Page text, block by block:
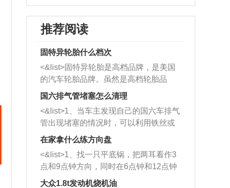
推荐阅读
固特异轮胎什么档次
<&list>固特异轮胎是高档品牌，是美国
的汽车轮胎品牌。虽然是高档轮胎品
牌，但是中高低端的轮胎都有生产，这
也是为了更好的开拓市场。
国六排气管堵塞怎么清理
<&list>1、当车主发现自己的国六车排气
管出现堵塞的情况时，可以利用铁丝或
者是细棍，直接将杂物给取出来，如果
堵塞情况比较严重，也可以采取应急措
施。 <&list>2、直接利用木棍将所有的
杂物推到排气管里面的位置处，然后将
三元催化器拆解开，就可以将堵塞的东
在家拿什么练方向盘
<&list>1、找一只平底锅，把两耳看作3
点和9点钟方向，同时在6点钟和12点钟
方向做一个标记。 <&list>2、双手握住
大众1.8t发动机烧机油